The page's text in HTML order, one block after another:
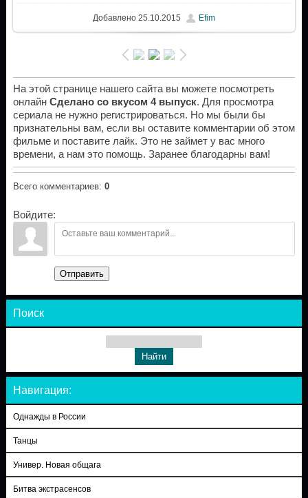
Добавлено25.10.2015 Efim
На этой странице нашего сайта вы можете посмотреть
онлайн Сделано со вкусом 4 выпуск. Для просмотра
сериала не нужно регистрироваться. Но мы были бы
признательны вам, если вы оставите комментарии об этом
фильме и поставите лайк. Это не займет у вас много
времени, а нам это помощь. Заранее благодарны вам!
Всего комментариев: 0
Войдите:
Отправить
Поиск
Навигация:
Однажды в России
Танцы
Универ. Новая общага
Битва экстрасенсов